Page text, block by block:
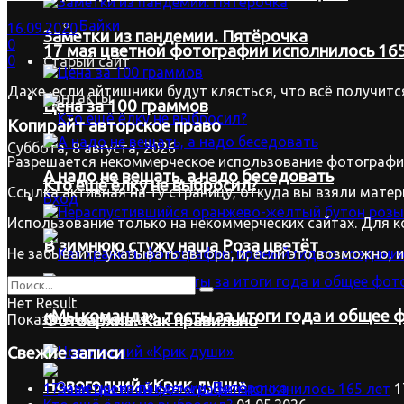
Байки
Старый сайт
Контакты
Суббота, 8 августа, 2026
Вход
Заметки из пандемии. Пятёрочка
Цена за 100 граммов
А надо не вещать, а надо беседовать
В зимнюю стужу наша Роза цветёт
«Мы команда», тосты за итоги года и общее
Новогодний «Крик души»
17 мая цветной фотографии исполнилось
Кто ещё ёлку не выбросил?
Фотоархив. Как правильно
16.09.2020
0
0
Даже, если айтишники будут клясться, что всё
Копирайтавторское право
Разрешается некоммерческое использование
Ссылка активная на ту страницу, откуда вы взяли
Использование только на некоммерческих сайтах.
Не забывайте указывать автора, и, если это возможно,
Нет Result
Показать все Result
Свежие записи
17 мая цветной фотографии исполнилось 165 лет